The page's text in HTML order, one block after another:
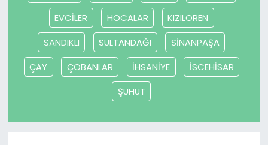
EVCİLER
HOCALAR
KIZILÖREN
SANDIKLI
SULTANDAĞI
SİNANPAŞA
ÇAY
ÇOBANLAR İHSANİYE
İSCEHİSAR
ŞUHUT